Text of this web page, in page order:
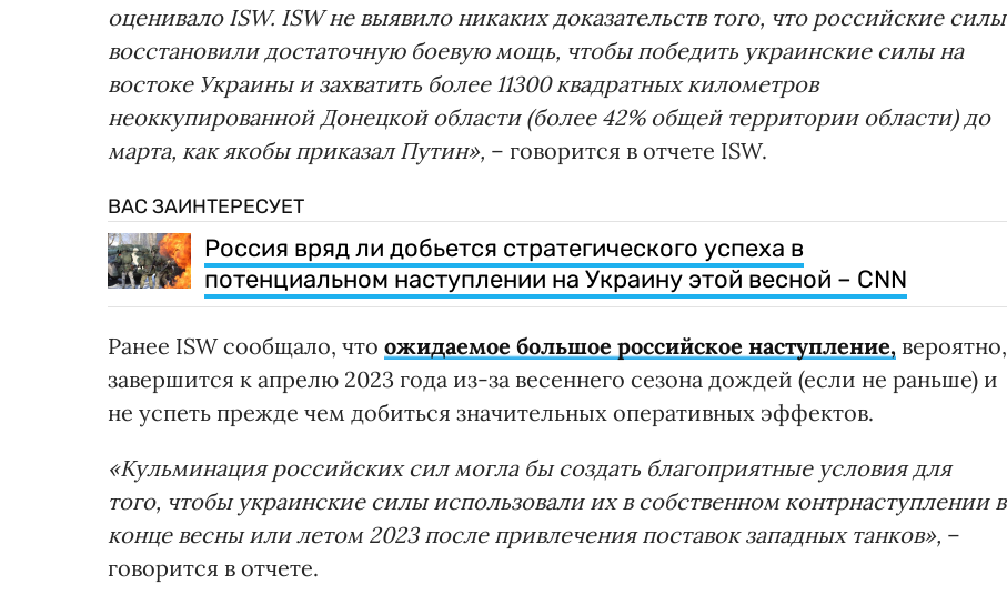
оценивало ISW. ISW не выявило никаких доказательств того, что российские силы
восстановили достаточную боевую мощь, чтобы победить украинские силы на
востоке Украины и захватить более 11300 квадратных километров
неоккупированной Донецкой области (более 42% общей территории области) до
марта, как якобы приказал Путин», – говорится в отчете ISW.
ВАС ЗАИНТЕРЕСУЕТ
Россия вряд ли добьется стратегического успеха в
потенциальном наступлении на Украину этой весной – CNN
Ранее ISW сообщало, что ожидаемое большое российское наступление, вероятно,
завершится к апрелю 2023 года из-за весеннего сезона дождей (если не раньше) и
не успеть прежде чем добиться значительных оперативных эффектов.
«Кульминация российских сил могла бы создать благоприятные условия для
того, чтобы украинские силы использовали их в собственном контрнаступлении в
конце весны или летом 2023 после привлечения поставок западных танков», –
говорится в отчете.